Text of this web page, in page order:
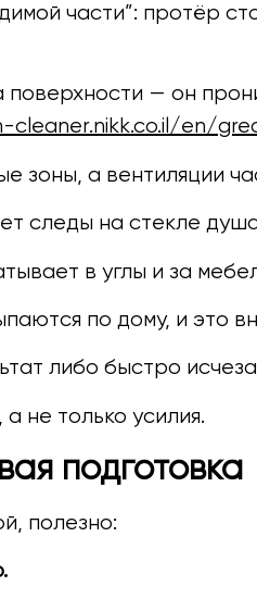
части”: протёр
поверхности — он
en/
зоны, а вентиляции
следы на стекле
в углы и за
по дому, и это
либо быстро
не только усилия.
подготовка
полезно: